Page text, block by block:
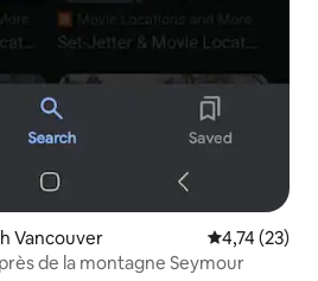
Vancouver Évaluation
4,74 (23)
de la montagne Seymour